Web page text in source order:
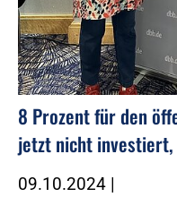
8 Prozent für den
jetzt nicht investiert,
09.10.2024 |